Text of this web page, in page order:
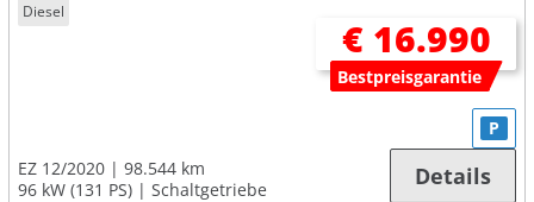
Diesel
€ 16.990
Bestpreisgarantie
EZ 12/2020
98.544 km
96 kW (131 PS)
Schaltgetriebe
P
Details